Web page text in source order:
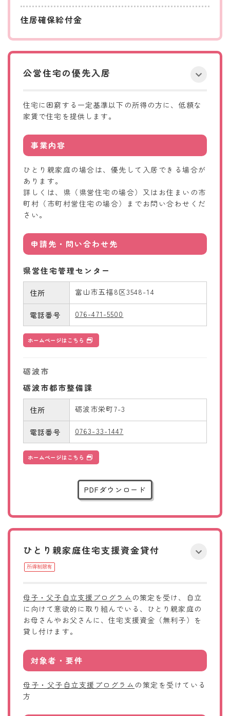
住居確保給付金
公営住宅の優先入居
住宅に困窮する一定基準以下の所得の方に、低額な
家賃で住宅を提供します。
事業内容
ひとり親家庭の場合は、優先して入居できる場合が
あります。
詳しくは、県（県営住宅の場合）又はお住まいの市
町村（市町村営住宅の場合）までお問い合わせくだ
さい。
申請先・問い合わせ先
県営住宅管理センター
住所 富山市五福8区3548-14
電話番号 076-471-5500
ホームページはこちら
砺波市
砺波市都市整備課
住所 砺波市栄町7-3
電話番号 0763-33-1447
ホームページはこちら
PDFダウンロード
ひとり親家庭住宅支援資金貸付
所得制限有
母子・父子自立支援プログラム の策定を受け、自立
に向けて意欲的に取り組んでいる、ひとり親家庭の
お母さんやお父さんに、住宅支援資金（無利子）を
貸し付けます。
対象者・要件
母子・父子自立支援プログラム の策定を受けている
方